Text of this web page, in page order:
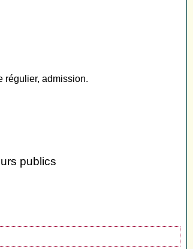
régulier, admission.
publics